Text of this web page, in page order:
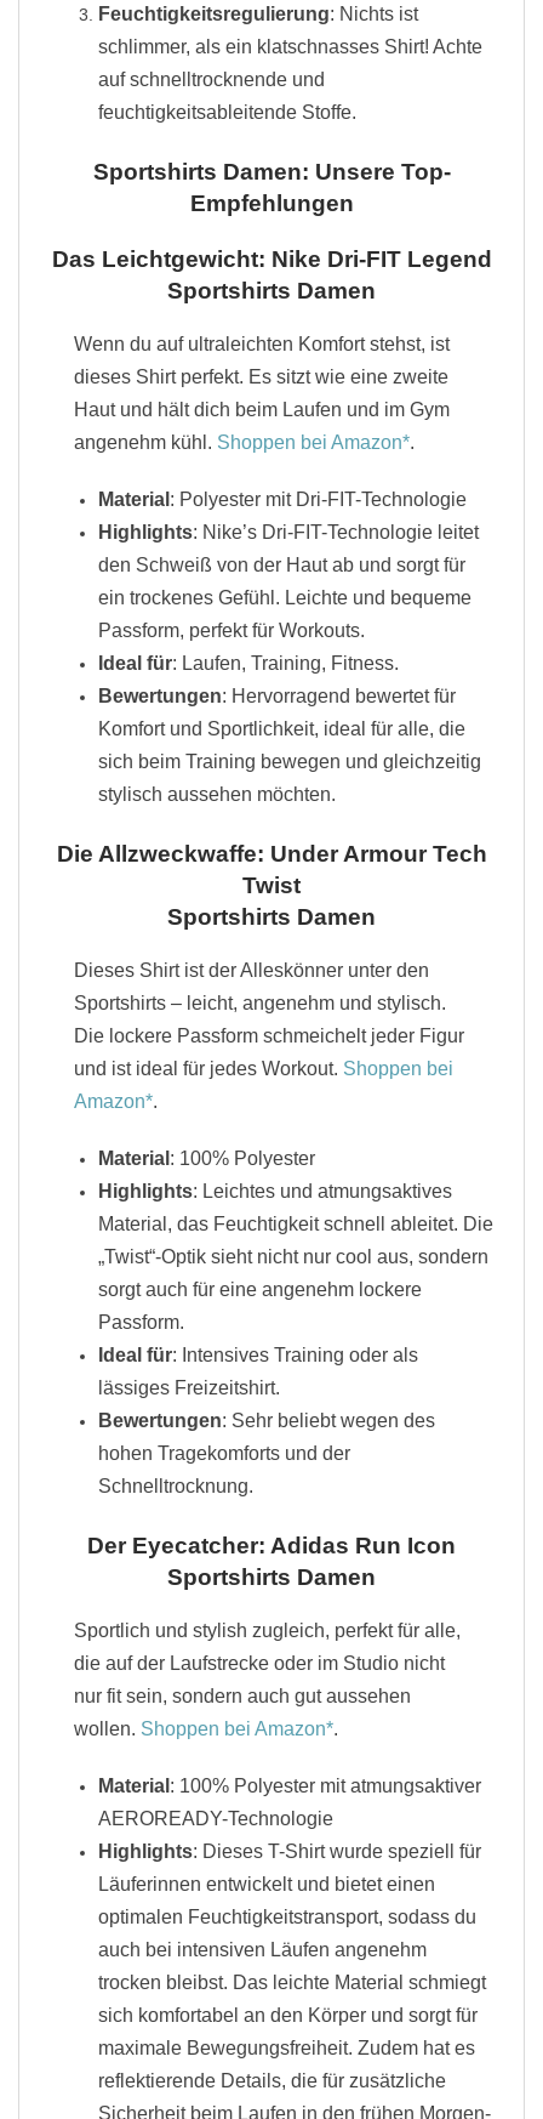
Feuchtigkeitsregulierung: Nichts ist
schlimmer, als ein klatschnasses Shirt! Achte
auf schnelltrocknende und
feuchtigkeitsableitende Stoffe.
Sportshirts Damen: Unsere Top-
Empfehlungen
Das Leichtgewicht: Nike Dri-FIT Legend
Sportshirts Damen
Wenn du auf ultraleichten Komfort stehst, ist
dieses Shirt perfekt. Es sitzt wie eine zweite
Haut und hält dich beim Laufen und im Gym
angenehm kühl. Shoppen bei Amazon .
Material : Polyester mit Dri-FIT-Technologie
Highlights: Nike’s Dri-FIT-Technologie leitet
den Schweiß von der Haut ab und sorgt für
ein trockenes Gefühl. Leichte und bequeme
Passform, perfekt für Workouts.
Ideal für: Laufen, Training, Fitness.
Bewertungen: Hervorragend bewertet für
Komfort und Sportlichkeit, ideal für alle, die
sich beim Training bewegen und gleichzeitig
stylisch aussehen möchten.
Die Allzweckwaffe: Under Armour Tech
Twist
Sportshirts Damen
Dieses Shirt ist der Alleskönner unter den
Sportshirts – leicht, angenehm und stylisch.
Die lockere Passform schmeichelt jeder Figur
und ist ideal für jedes Workout. Shoppen bei
Amazon .
Material : 100% Polyester
Highlights: Leichtes und atmungsaktives
Material, das Feuchtigkeit schnell ableitet. Die
„Twist“-Optik sieht nicht nur cool aus, sondern
sorgt auch für eine angenehm lockere
Passform.
Ideal für: Intensives Training oder als
lässiges Freizeitshirt.
Bewertungen: Sehr beliebt wegen des
hohen Tragekomforts und der
Schnelltrocknung.
Der Eyecatcher: Adidas Run Icon
Sportshirts Damen
Sportlich und stylish zugleich, perfekt für alle,
die auf der Laufstrecke oder im Studio nicht
nur fit sein, sondern auch gut aussehen
wollen. Shoppen bei Amazon .
Material : 100% Polyester mit atmungsaktiver
AEROREADY-Technologie
Highlights: Dieses T-Shirt wurde speziell für
Läuferinnen entwickelt und bietet einen
optimalen Feuchtigkeitstransport, sodass du
auch bei intensiven Läufen angenehm
trocken bleibst. Das leichte Material schmiegt
sich komfortabel an den Körper und sorgt für
maximale Bewegungsfreiheit. Zudem hat es
reflektierende Details, die für zusätzliche
Sicherheit beim Laufen in den frühen Morgen-